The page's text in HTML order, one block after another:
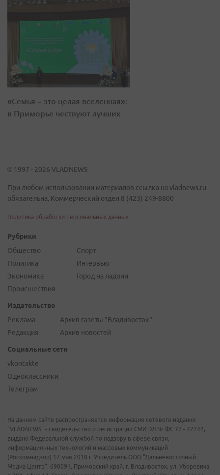
«Семья – это целая вселенная»:
в Приморье чествуют лучших
© 1997 - 2026 VLADNEWS
При любом использовании материалов ссылка на vladnews.ru
обязательна. Коммерческий отдел 8 (423) 249-8800
Политика обработки персональных данных
Рубрики
Общество
Политика
Экономика
Происшествия
Спорт
Интервью
Город на ладони
Издательство
Реклама
Редакция
Архив газеты "Владивосток"
Архив новостей
Социальные сети
vkontakte
Одноклассники
Телеграм
На данном сайте распространяется информация сетевого издания
"VLADNEWS" - свидетельство о регистрации СМИ ЭЛ № ФС 77 - 72742,
выдано Федеральной службой по надзору в сфере связи,
информационных технологий и массовых коммуникаций
(Роскомнадзор) 17 мая 2018 г. Учредитель ООО "Дальневосточный
Медиа Центр". 690091, Приморский край, г. Владивосток, ул. Уборевича,